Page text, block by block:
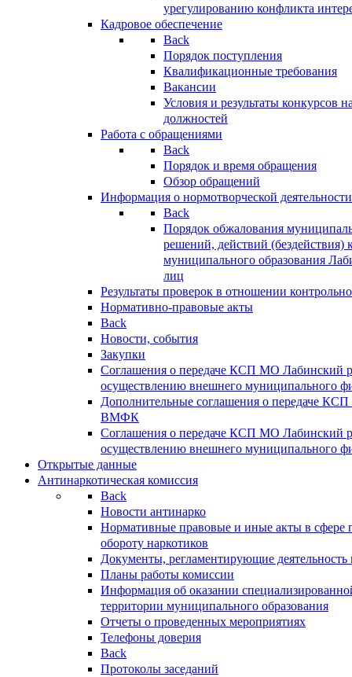
урегулированию конфликта
Кадровое обеспечение
Back
Порядок поступления
Квалификационные требования
Вакансии
Условия и результаты конкурсов
должностей
Работа с обращениями
Back
Порядок и время обращения
Обзор обращений
Информация о нормотворческой деятельности
Back
Порядок обжалования
решений, действий (бездействия)
муниципального образования
лиц
Результаты проверок в отношении
Нормативно-правовые акты
Back
Новости, события
Закупки
Соглашения о передаче КСП МО Лабинский
осуществлению внешнего муниципального
Дополнительные соглашения о передаче
ВМФК
Соглашения о передаче КСП МО Лабинский
осуществлению внешнего муниципального
Открытые данные
Антинаркотическая комиссия
Back
Новости антинарко
Нормативные правовые и иные акты в сфере
обороту наркотиков
Документы, регламентирующие деятельность
Планы работы комиссии
Информация об оказании
территории муниципального образования
Отчеты о проведенных мероприятиях
Телефоны доверия
Back
Протоколы заседаний